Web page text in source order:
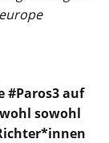
#Paros3 auf
sowohl